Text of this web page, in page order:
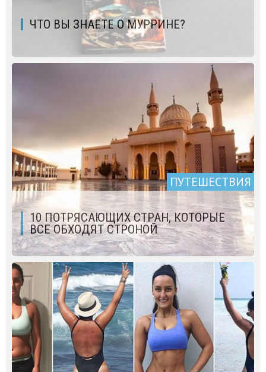
ЧТО ВЫ ЗНАЕТЕ О МУРРИНЕ?
ПУТЕШЕСТВИЯ
10 ПОТРЯСАЮЩИХ СТРАН, КОТОРЫЕ
ВСЕ ОБХОДЯТ СТРОНОЙ